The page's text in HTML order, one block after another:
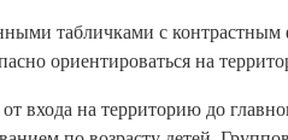
табличками с
ориентироваться на
входа на территорию до